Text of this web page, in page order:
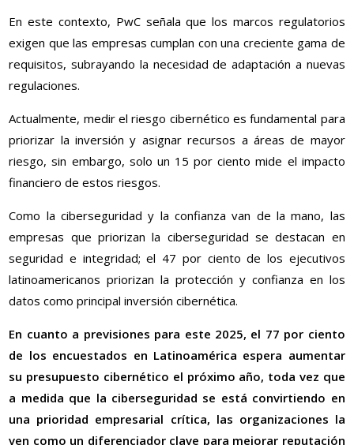
En este contexto, PwC señala que los marcos regulatorios
exigen que las empresas cumplan con una creciente gama de
requisitos, subrayando la necesidad de adaptación a nuevas
regulaciones.
Actualmente, medir el riesgo cibernético es fundamental para
priorizar la inversión y asignar recursos a áreas de mayor
riesgo, sin embargo, solo un 15 por ciento mide el impacto
financiero de estos riesgos.
Como la ciberseguridad y la confianza van de la mano, las
empresas que priorizan la ciberseguridad se destacan en
seguridad e integridad; el 47 por ciento de los ejecutivos
latinoamericanos priorizan la protección y confianza en los
datos como principal inversión cibernética.
En cuanto a previsiones para este 2025, el 77 por ciento
de los encuestados en Latinoamérica espera aumentar
su presupuesto cibernético el próximo año, toda vez que
a medida que la ciberseguridad se está convirtiendo en
una prioridad empresarial crítica, las organizaciones la
ven como un diferenciador clave para mejorar reputación